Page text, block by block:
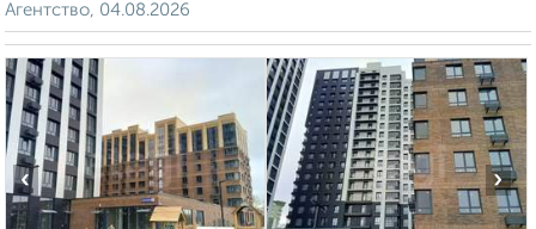
Агентство, 04.08.2026
‹ ›